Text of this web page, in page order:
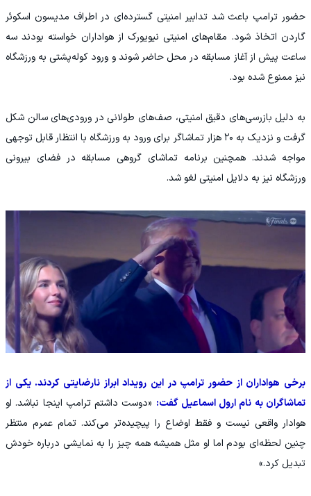
حضور ترامپ باعث شد تدابیر امنیتی گسترده‌ای در اطراف مدیسون اسکوئر
گاردن اتخاذ شود. مقام‌های امنیتی نیویورک از هواداران خواسته بودند سه
ساعت پیش از آغاز مسابقه در محل حاضر شوند و ورود کوله‌پشتی به ورزشگاه
نیز ممنوع شده بود.
به دلیل بازرسی‌های دقیق امنیتی، صف‌های طولانی در ورودی‌های سالن شکل
گرفت و نزدیک به ۲۰ هزار تماشاگر برای ورود به ورزشگاه با انتظار قابل توجهی
مواجه شدند. همچنین برنامه تماشای گروهی مسابقه در فضای بیرونی
ورزشگاه نیز به دلایل امنیتی لغو شد.
برخی هواداران از حضور ترامپ در این رویداد ابراز نارضایتی کردند. یکی از
تماشاگران به نام ارول اسماعیل گفت: «دوست داشتم ترامپ اینجا نباشد. او
هوادار واقعی نیست و فقط اوضاع را پیچیده‌تر می‌کند. تمام عمرم منتظر
چنین لحظه‌ای بودم اما او مثل همیشه همه چیز را به نمایشی درباره خودش
تبدیل کرد.»